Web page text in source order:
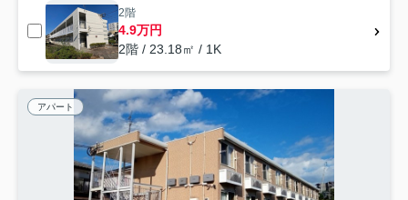
2階
4.9万円
2階 / 23.18㎡ / 1K
アパート